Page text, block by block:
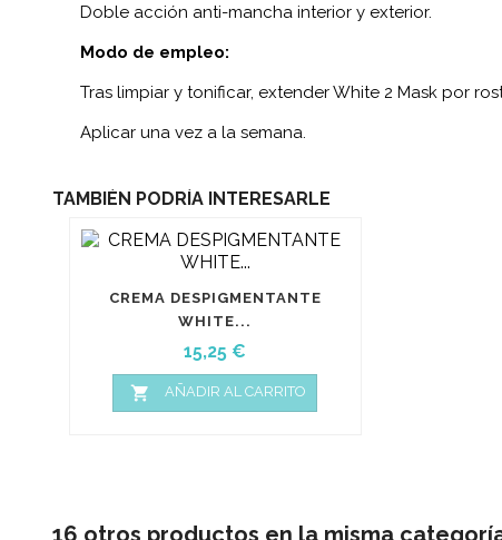
Doble acción anti-mancha interior y exterior.
Modo de empleo:
Tras limpiar y tonificar, extender White 2 Mask por
Aplicar una vez a la semana.
TAMBIÉN PODRÍA INTERESARLE
CREMA DESPIGMENTANTE
WHITE...
Precio
15,25 €
 AÑADIR AL CARRITO
16 otros productos en la misma